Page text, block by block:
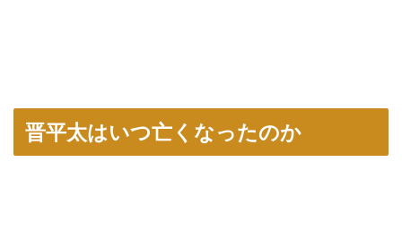
晋平太はいつ亡くなったのか